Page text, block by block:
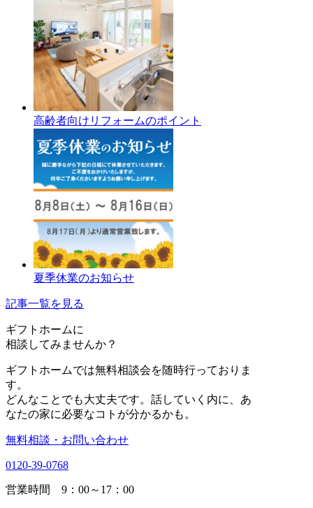
高齢者向けリフォームのポイント
夏季休業のお知らせ
記事一覧を見る
ギフトホームに
相談 してみませんか？
ギフトホームでは無料相談会を随時行っておりま
す。
どんなことでも大丈夫です。話していく内に、あ
なたの家に必要なコトが分かるかも。
無料相談・お問い合わせ
0120-39-0768
営業時間 9：00～17：00